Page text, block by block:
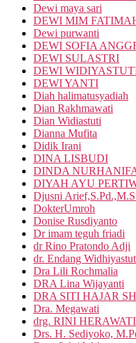
Dewi maya sari
DEWI MIM
Dewi purwanti
DEWI SOFIA
DEWI SULASTRI
DEWI
DEWI YANTI
Diah halimatusyadiah
Dian Rakhmawati
Dian Widiastuti
Dianna Mufita
Didik Irani
DINA LISBUDI
DINDA
DIYAH AYU
Djusni
DokterUmroh
Donise Rusdiyanto
Dr imam teguh friadi
dr Rino Pratondo Adji
dr. Endang
Dra Lili Rochmalia
DRA Lina Wijayanti
DRA SITI HAJAR SH
Dra. Megawati
drg. RINI HERAWATI
Drs. H. Sediyoko,